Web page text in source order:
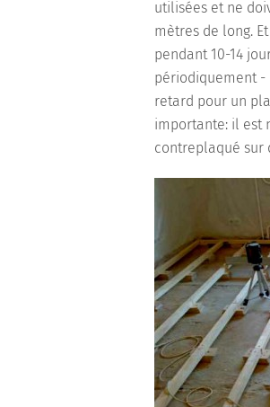
utilisées et ne
mètres de long.
pendant 10-14
périodiquement -
retard pour un
importante: il est
contreplaqué sur